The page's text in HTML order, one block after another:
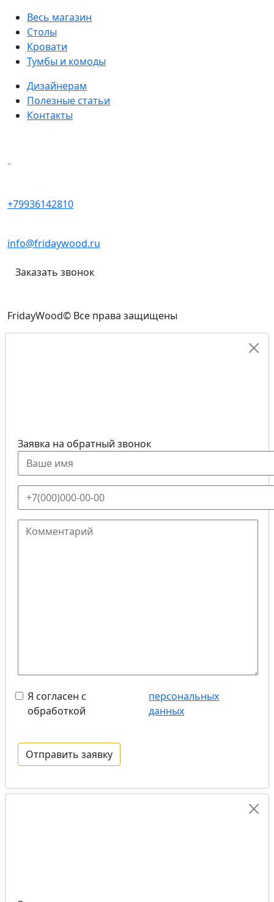
Весь магазин
Столы
Кровати
Тумбы и комоды
Дизайнерам
Полезные статьи
Контакты
+79936142810
info@fridaywood.ru
Заказать звонок
FridayWood© Все права защищены
Заявка на обратный звонок
Я согласен с
обработкой
персональных
данных